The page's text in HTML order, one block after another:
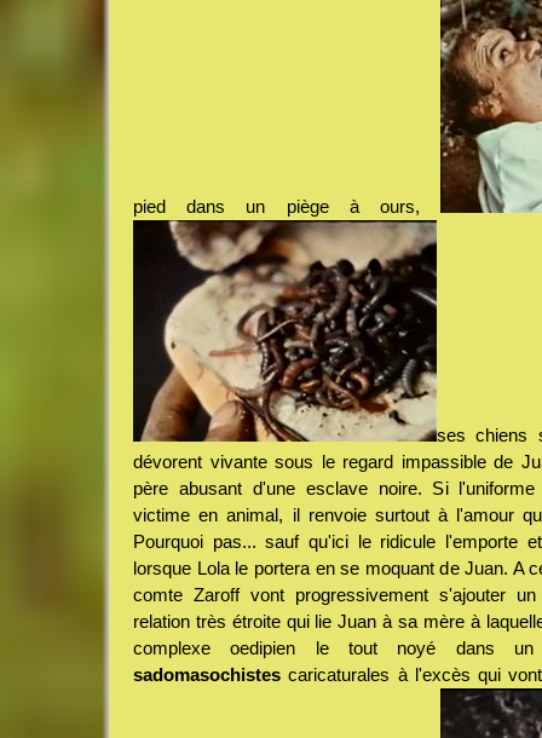
pied dans un piège à ours,
ses chiens
dévorent vivante sous le regard impassible de
père abusant d'une esclave noire. Si
victime en animal, il renvoie surtout à l'amour
Pourquoi pas... sauf qu'ici le ridicule l'emporte
lorsque Lola le portera en se moquant de Juan. A
comte Zaroff vont progressivement s'ajouter
relation très étroite qui lie Juan à sa mère à
complexe oedipien le tout noyé dans
sadomasochistes caricaturales à l'excès qui